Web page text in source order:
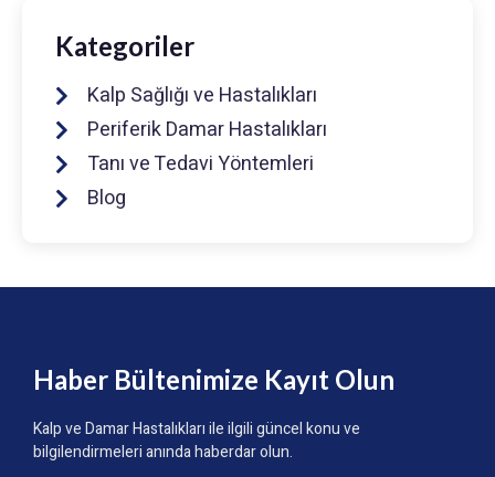
Kategoriler
Kalp Sağlığı ve Hastalıkları
Periferik Damar Hastalıkları
Tanı ve Tedavi Yöntemleri
Blog
Haber Bültenimize Kayıt Olun
Kalp ve Damar Hastalıkları ile ilgili güncel konu ve
bilgilendirmeleri anında haberdar olun.